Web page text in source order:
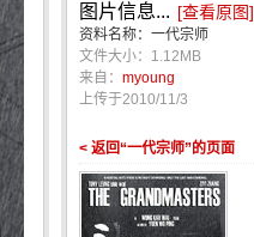
图片信息... [查看原图]
资料名称：一代宗师
文件大小：1.12MB
来自： myoung
上传于2010/11/3
< 返回“一代宗师”的页面